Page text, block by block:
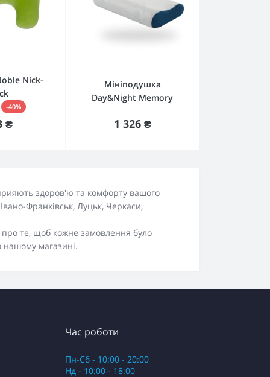
Nick-
-40%
₴
Мініподушка
Day&Night Memory
1 326 ₴
Купити
здоров'ю та комфорту вашого
Франківськ, Луцьк, Черкаси,
про те, щоб кожне замовлення було
нашому магазині.
Час роботи
Пн-Сб - 10:00 - 20:00
Нд - 10:00 - 18:00